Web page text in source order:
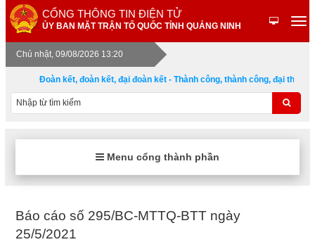
CỔNG THÔNG TIN ĐIỆN TỬ
ỦY BAN MẶT TRẬN TỔ QUỐC TỈNH QUẢNG NINH
Chủ nhật, 09/08/2026 13:20
Đoàn kết, đoàn kết, đại đoàn kết - Thành công, thành công, đại thành
Menu cổng thành phần
Báo cáo số 295/BC-MTTQ-BTT ngày
25/5/2021